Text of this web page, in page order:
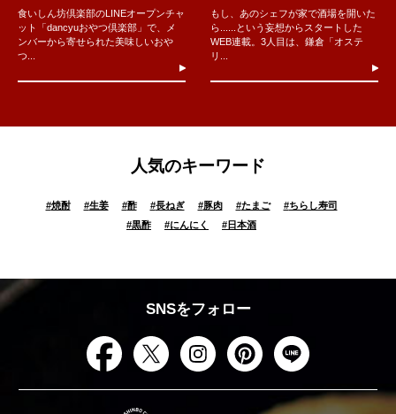
食いしん坊倶楽部のLINEオープンチャ
ット「dancyuおやつ倶楽部」で、メ
ンバーから寄せられた美味しいおや
つ...
もし、あのシェフが家で酒場を開いた
ら......という妄想からスタートした
WEB連載。3人目は、鎌倉「オステ
リ...
人気のキーワード
#焼酎 #生姜 #酢 #長ねぎ #豚肉 #たまご #ちらし寿司
#黒酢 #にんにく #日本酒
SNSをフォロー